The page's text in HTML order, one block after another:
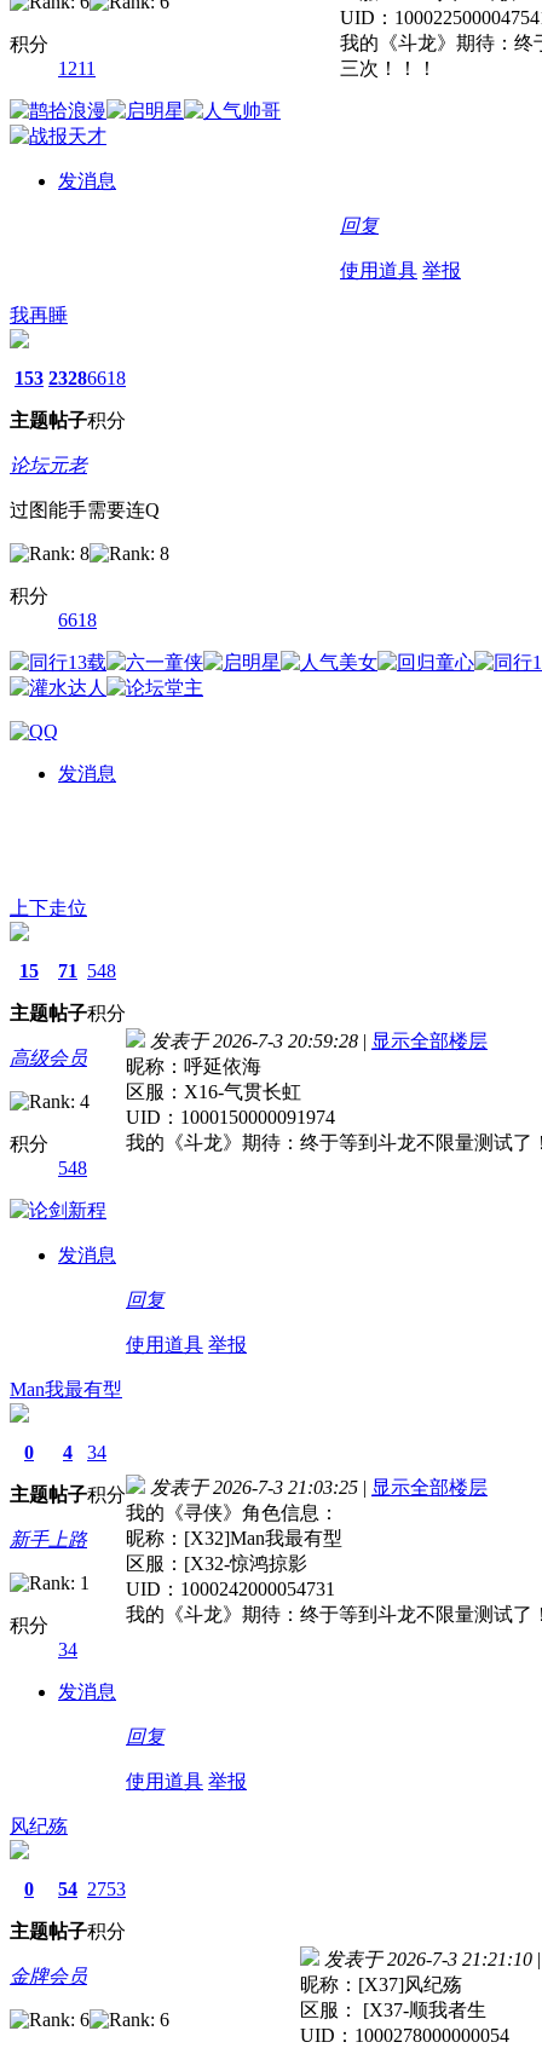
积分
1211
发消息
UID：
我的《斗龙》期待：终
三次！！！
回复
使用道具 举报
我再睡
153
主题
2328
帖子
6618
积分
论坛元老
过图能手需要连Q
积分
6618
发消息
上下走位
15
主题
71
帖子
548
积分
高级会员
积分
548
发消息
发表于 2026-7-3 20:59:28 | 显示全部楼层
昵称：呼延依海
区服：X16-气贯长虹
UID：1000150000091974
我的《斗龙》期待：终于等到斗龙不限量测试了
回复
使用道具 举报
Man我最有型
0
主题
4
帖子
34
积分
新手上路
积分
34
发消息
发表于 2026-7-3 21:03:25 | 显示全部楼层
我的《寻侠》角色信息：
昵称：[X32]Man我最有型
区服：[X32-惊鸿掠影
UID：1000242000054731
我的《斗龙》期待：终于等到斗龙不限量测试了
回复
使用道具 举报
风纪殇
0
主题
54
帖子
2753
积分
金牌会员
发表于 2026-7-3 21:21:10 |
昵称：[X37]风纪殇
区服： [X37-顺我者生
UID：1000278000000054